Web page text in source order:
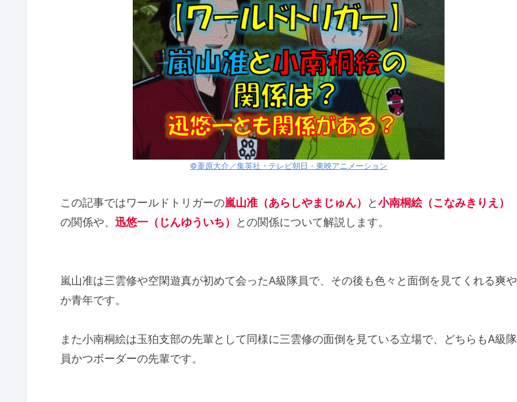
©葦原大介／集英社・テレビ朝日・東映アニメーション
この記事ではワールドトリガーの嵐山准（あらしやまじゅん） と小南桐絵（こなみきりえ）
の関係や、 迅悠一（じんゆういち） との関係について解説します。
嵐山准は三雲修や空閑遊真が初めて会ったA級隊員で、その後も色々と面倒を見てくれる爽や
か青年です。
また小南桐絵は玉狛支部の先輩として同様に三雲修の面倒を見ている立場で、どちらもA級隊
員かつボーダーの先輩です。